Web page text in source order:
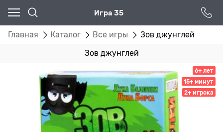
Игра 35
Главная Каталог Все игры Зов джунглей
Зов джунглей
6+ лет
15+ минут
2+ игрока